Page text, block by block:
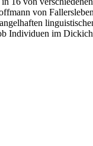
von
Individuen im